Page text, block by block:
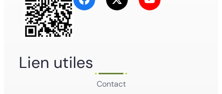
Lien utiles
Contact